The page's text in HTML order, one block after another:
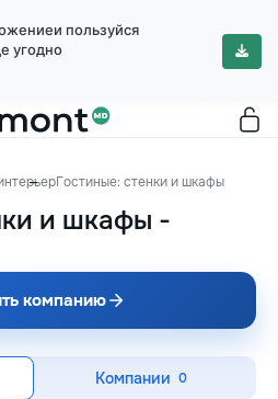
пользуйся
угодно
Гостиные: стенки и шкафы
и шкафы -
компанию
Компании 0